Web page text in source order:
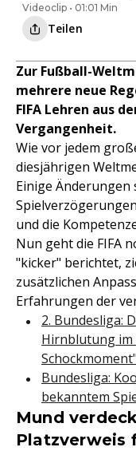
Videoclip • 01:01 Min
Teilen
Zur Fußball-
mehrere neue
FIFA Lehren aus
Vergangenheit.
Wie vor jedem
diesjährigen
Einige
und die
Nun geht die FIFA
"kicker" berichtet,
zusätzlichen
Erfahrungen der
2. Bundesliga:
Hirnblutung im
Schockmoment"
Bundesliga:
bekanntem
Mund
Platzverweis